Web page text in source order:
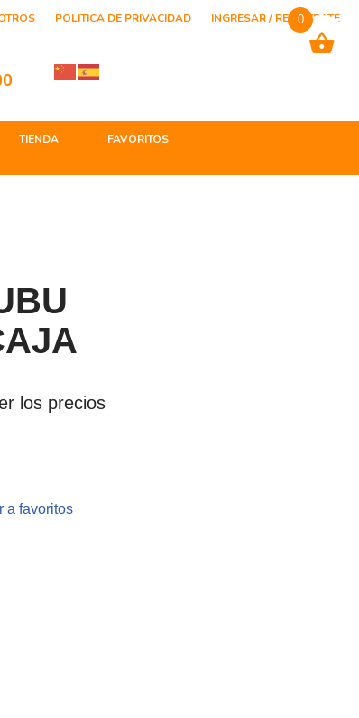
POLITICA DE PRIVACIDAD INGRESAR / REGISTRATE
TIENDA
FAVORITOS
los precios
a favoritos
0